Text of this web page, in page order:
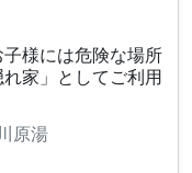
様には危険な場所
家」としてご利用
原湯